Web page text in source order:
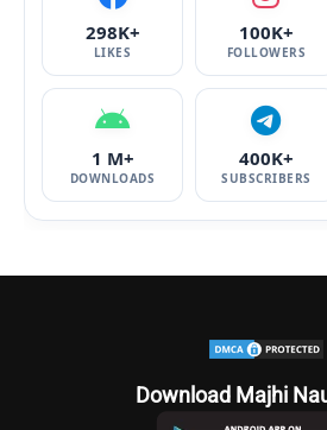
298K+
LIKES
100K+
FOLLOWERS
1 M+
DOWNLOADS
400K+
SUBSCRIBERS
Download Majhi